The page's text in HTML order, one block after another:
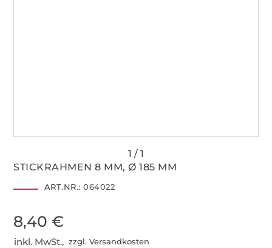
STICKRAHMEN 8 MM, Ø 185 MM
ART.NR.: 064022
8,40 €
inkl. MwSt.,zzgl. Versandkosten